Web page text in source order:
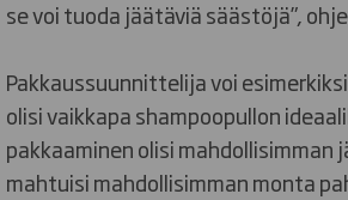
se voi tuoda jäätäviä säästöjä”,
Pakkaussuunnittelija voi
olisi vaikkapa shampoopullon
pakkaaminen olisi mahdollisimman
mahtuisi mahdollisimman monta